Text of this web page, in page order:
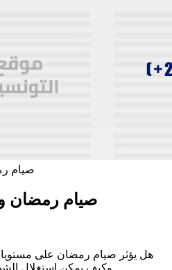
صيام رمضان
هل يؤثر صيام رمضان على
وكيف يمكن استغلال